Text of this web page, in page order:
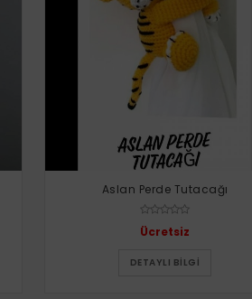
Aslan Perde Tutacağı
Ücretsiz
DETAYLI BILGI